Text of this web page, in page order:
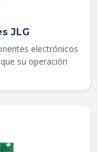
JLG
electrónicos
su operación